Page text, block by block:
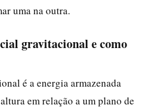
uma na outra.
gravitacional e como
é a energia armazenada
em relação a um plano de